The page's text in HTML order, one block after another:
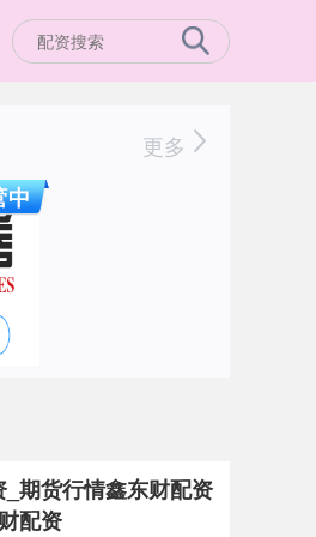
更多
期货行情鑫东财配资
配资